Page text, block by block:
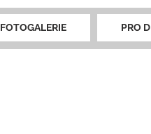
FOTOGALERIE PRO